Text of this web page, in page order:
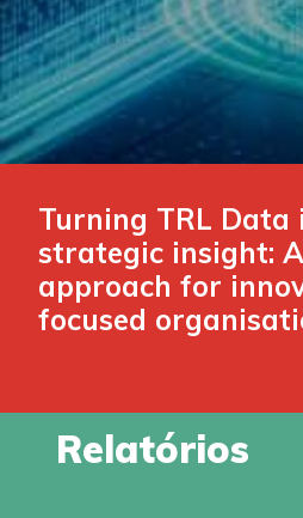
Turning TRL Data
strategic insight:
approach for
focused
Relatórios